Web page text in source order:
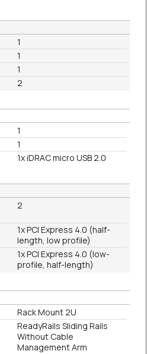
1
1
1
2
1
1
1x iDRAC micro USB 2.0
2
1x PCI Express 4.0 (half-
length, low profile)
1x PCI Express 4.0 (low-
profile, half-length)
Rack Mount 2U
ReadyRails Sliding Rails
Without Cable
Management Arm